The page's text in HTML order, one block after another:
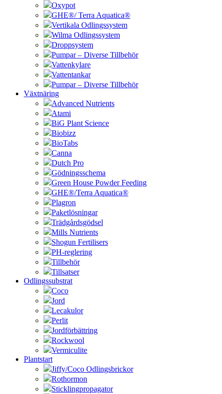
Oxypot
GHE®/ Terra Aquatica®
Vertikala Odlingssystem
Wilma Odlingssystem
Droppsystem
Pumpar – Diverse Tillbehör
Vattenkylare
Vattentankar
Pumpar – Diverse Tillbehör
Växtnäring
Advanced Nutrients
Atami
BiG Plant Science
Biobizz
BioTabs
Canna
Dutch Pro
Gödningsschema
Green House Powder Feeding
GHE®/Terra Aquatica®
Plagron
Paketlösningar
Trädgårdsgödsel
Mills Nutrients
Shogun Fertilisers
PH-reglering
Tillbehör
Tillsatser
Odlingssubstrat
Coco
Jord
Lecakulor
Perlit
Jordförbättring
Rockwool
Vermiculite
Plantstart
Jiffy/Coco Odlingsbrickor
Rothormon
Sticklingpropagator